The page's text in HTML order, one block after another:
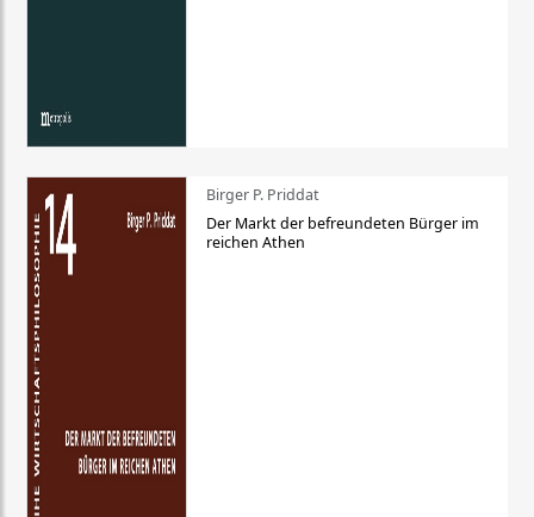
Birger P. Priddat
Der Markt der befreundeten Bürger im
reichen Athen